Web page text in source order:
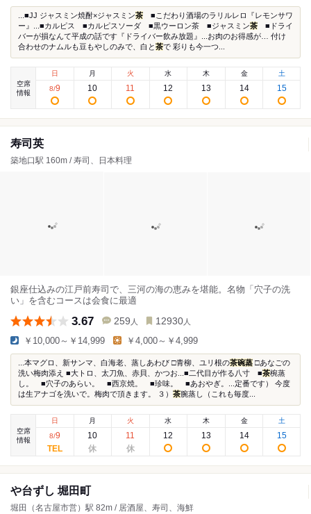
...■JJ ジャスミン焼酎×ジャスミン茶 ■こだわり酒場のラリルレロ『レモンサワ
ー』...■カルピス ■カルピスソーダ ■黒ウーロン茶 ■ジャスミン茶 ■ドライ
バーが損なんて平成の話です『ドライバー飲み放題』...お肉のお得感が… 付け
合わせのナムルも豆もやしのみで、白と茶で 彩りも今一つ...
空席
情報
日
8/9
月
10
火
11
水
12
木
13
金
14
土
15
寿司英
築地口駅 160m / 寿司、日本料理
銀座仕込みの江戸前寿司で、三河の海の恵みを堪能。名物「穴子の洗
い」を含むコースは会食に最適
3.67 259 人 12930 人
￥10,000～￥14,999 ￥4,000～￥4,999
...本マグロ、新サンマ、白海老、蒸しあわび □青柳、ユリ根の茶碗蒸 □あなごの
洗い梅肉添え ■大トロ、太刀魚、赤貝、かつお...■二代目が作る八寸 ■茶椀蒸
し。 ■穴子のあらい。 ■西京焼。 ■珍味。 ■あおやぎ。...定番です） 今度
は生アナゴを洗いで。梅肉で頂きます。 ３） 茶腕蒸し（これも毎度...
空席
情報
日
8/9
月
10
火
11
水
12
木
13
金
14
土
15
や台ずし 堀田町
堀田（名古屋市営）駅 82m / 居酒屋、寿司、海鮮